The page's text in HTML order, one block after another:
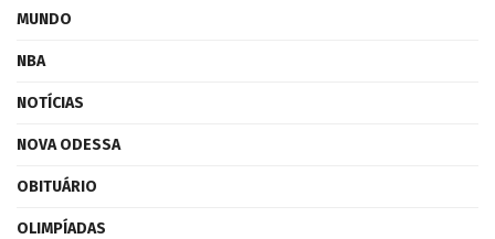
MUNDO
NBA
NOTÍCIAS
NOVA ODESSA
OBITUÁRIO
OLIMPÍADAS